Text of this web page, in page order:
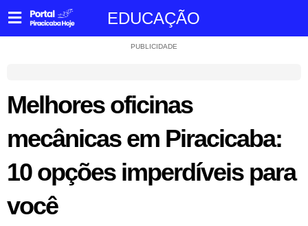
EDUCAÇÃO
PUBLICIDADE
Melhores oficinas
mecânicas em Piracicaba:
10 opções imperdíveis para
você